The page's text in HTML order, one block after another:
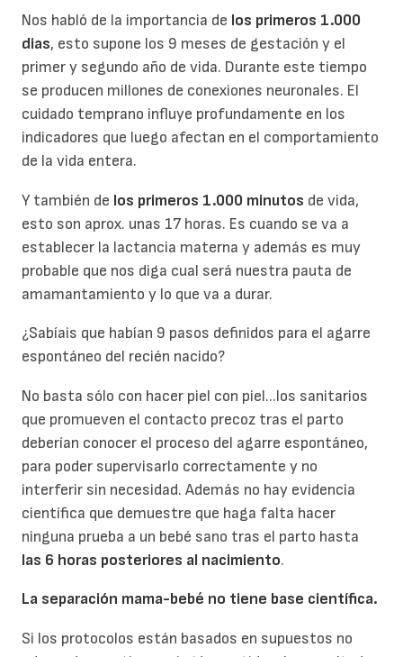
Nos habló de la importancia de los primeros 1.000
dias, esto supone los 9 meses de gestación y el
primer y segundo año de vida. Durante este tiempo
se producen millones de conexiones neuronales. El
cuidado temprano influye profundamente en los
indicadores que luego afectan en el comportamiento
de la vida entera.
Y también de los primeros 1.000 minutos de vida,
esto son aprox. unas 17 horas. Es cuando se va a
establecer la lactancia materna y además es muy
probable que nos diga cual será nuestra pauta de
amamantamiento y lo que va a durar.
¿Sabíais que habían 9 pasos definidos para el agarre
espontáneo del recién nacido?
No basta sólo con hacer piel con piel...los sanitarios
que promueven el contacto precoz tras el parto
deberían conocer el proceso del agarre espontáneo,
para poder supervisarlo correctamente y no
interferir sin necesidad. Además no hay evidencia
científica que demuestre que haga falta hacer
ninguna prueba a un bebé sano tras el parto hasta
las 6 horas posteriores al nacimiento.
La separación mama-bebé no tiene base científica.
Si los protocolos están basados en supuestos no